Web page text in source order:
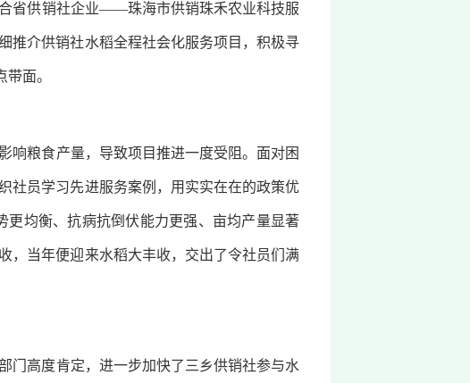
省供销社企业——珠海市供销珠禾农业科技服
推介供销社水稻全程社会化服务项目，积极寻
面。
粮食产量，导致项目推进一度受阻。面对困
社员学习先进服务案例，用实实在在的政策优
更均衡、抗病抗倒伏能力更强、亩均产量显著
，当年便迎来水稻大丰收，交出了令社员们满
高度肯定，进一步加快了三乡供销社参与水